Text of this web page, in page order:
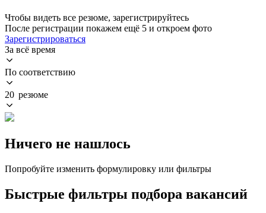
Чтобы видеть все резюме, зарегистрируйтесь
После регистрации покажем ещё 5 и откроем фото
Зарегистрироваться
За всё время
По соответствию
20 резюме
Ничего не нашлось
Попробуйте изменить формулировку или фильтры
Быстрые фильтры подбора вакансий